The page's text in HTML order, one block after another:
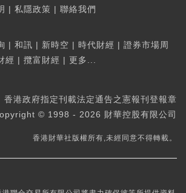
| 私隱政策 | 聯絡我們
| 和訊 | 新時空 | 時代財經 | 證券市場周
經 | 攬富財經 | 更多...
香港政府指定刊載法定通告之憲報刊登報章
© 1998 - 2026 財華控股有限公司
香港財華社版權所有,未經同意不得轉載。